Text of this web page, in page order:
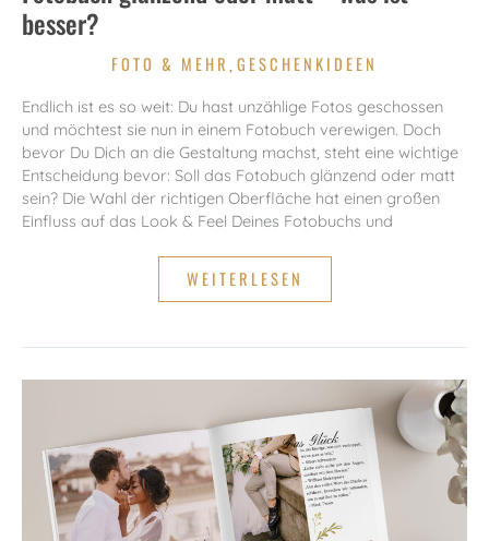
besser?
FOTO & MEHR GESCHENKIDEEN
Endlich ist es so weit: Du hast unzählige Fotos geschossen
und möchtest sie nun in einem Fotobuch verewigen. Doch
bevor Du Dich an die Gestaltung machst, steht eine wichtige
Entscheidung bevor: Soll das Fotobuch glänzend oder matt
sein? Die Wahl der richtigen Oberfläche hat einen großen
Einfluss auf das Look & Feel Deines Fotobuchs und
FOTOBUCH
GLÄNZEND
ODER
WAS
BESSER?
WEITERLESEN